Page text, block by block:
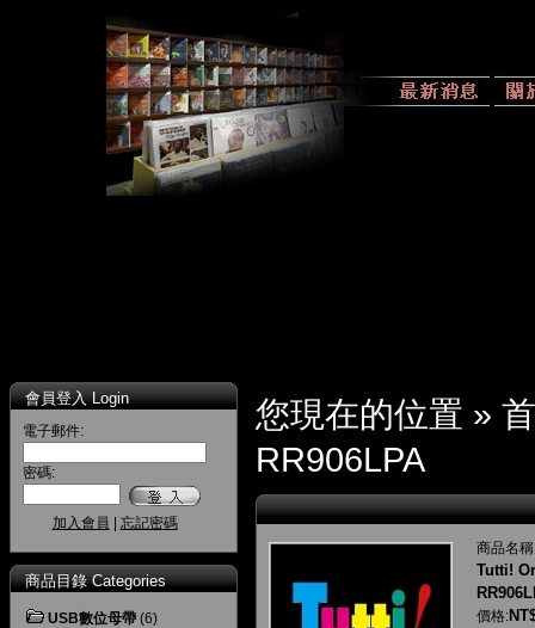
會員登入 Login
電子郵件:
密碼:
加入會員 忘記密碼
商品目錄 Categories
USB數位母帶 (6)
您現在的位置 »
RR906LPA
商品名
Tutti!
價格: